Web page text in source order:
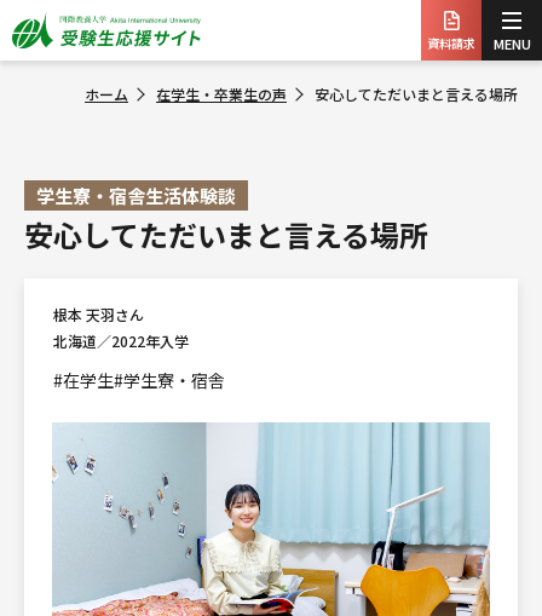
資料請求 MENU
ホーム 在学生・卒業生の声 安心してただいまと言える場所
学生寮・宿舎生活体験談
安心してただいまと言える場所
根本 天羽さん
北海道／2022年入学
#在学生#学生寮・宿舎